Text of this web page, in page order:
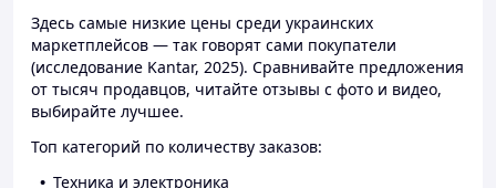
Здесь самые низкие цены среди украинских
маркетплейсов — так говорят сами покупатели
(исследование Kantar, 2025). Сравнивайте предложения
от тысяч продавцов, читайте отзывы с фото и видео,
выбирайте лучшее.
Топ категорий по количеству заказов:
Техника и электроника